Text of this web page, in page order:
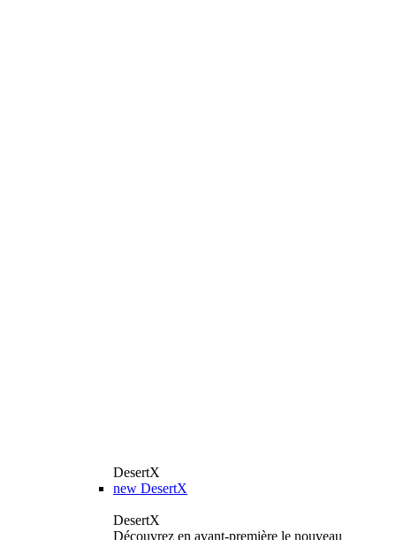
DesertX
new DesertX
DesertX
Découvrez en avant-première le nouveau